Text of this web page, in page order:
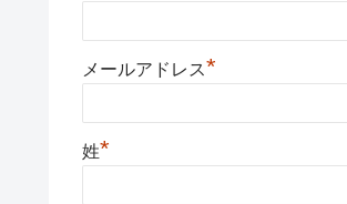
メールアドレス*
姓*